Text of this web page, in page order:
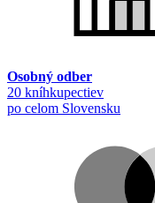
Osobný odber
20 kníhkupectiev
po celom Slovensku